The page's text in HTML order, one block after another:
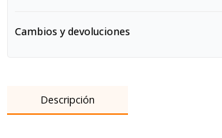
Cambios y devoluciones
Descripción